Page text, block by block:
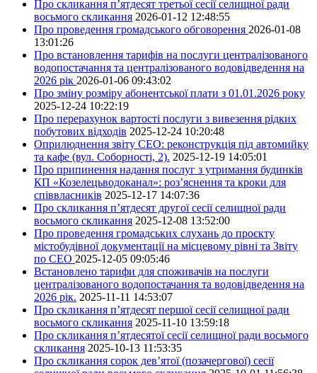
Про скликання п’ятдесят третьої сесії селищної ради
восьмого скликання 2026-01-12 12:48:55
Про проведення громадського обговорення 2026-01-08
13:01:26
Про встановлення тарифів на послуги централізованого
водопостачання та централізованого водовідведення на
2026 рік 2026-01-06 09:43:02
Про зміну розміру абонентської плати з 01.01.2026 року
2025-12-24 10:22:19
Про перерахунок вартості послуги з вивезення рідких
побутових відходів 2025-12-24 10:20:48
Оприлюднення звіту СЕО: реконструкція під автомийку
та кафе (вул. Соборності, 2). 2025-12-19 14:05:01
Про припинення надання послуг з утримання будинків
КП «Козелецьводоканал»: роз’яснення та кроки для
співвласників 2025-12-17 14:07:36
Про скликання п’ятдесят другої сесії селищної ради
восьмого скликання 2025-12-08 13:52:00
Про проведення громадських слухань до проєкту
містобудівної документації на місцевому рівні та Звіту
по СЕО 2025-12-05 09:05:46
Встановлено тарифи для споживачів на послуги
централізованого водопостачання та водовідведення на
2026 рік. 2025-11-11 14:53:07
Про скликання п’ятдесят першої сесії селищної ради
восьмого скликання 2025-11-10 13:59:18
Про скликання п’ятдесятої сесії селищної ради восьмого
скликання 2025-10-13 11:53:35
Про скликання сорок дев’ятої (позачергової) сесії